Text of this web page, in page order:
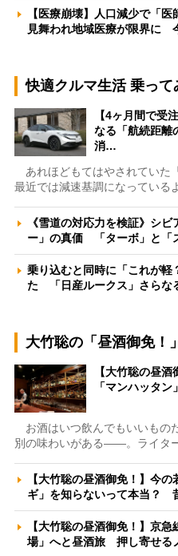
【医療崩壊】人口減少で「
見舞われ地域医療が限界に
快適クルマ生活 乗って
【4ヶ月間で受
なる「航続距離
消…
あれほどもてはやされていた
最近では減速基調になっている
《雪道の対応力を検証》シ
ー」の真価 「ターボ」と「
乗り込むと同時に「これが軽
た 「日産ルークス」さらな
大竹聡の「昼酒御免！」
【大竹聡の昼
「マンハッタ
お酒はいつ飲んでもいいもの
別の味わいがある――。ライタ
【大竹聡の昼酒御免！】今
ギ」を知らないって本当？
【大竹聡の昼酒御免！】京
場」へと昼酒旅 押し寄せる